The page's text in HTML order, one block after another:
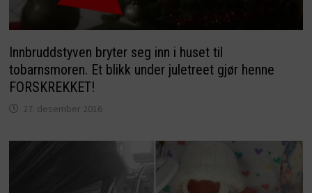
Innbruddstyven bryter seg inn i huset til
tobarnsmoren. Et blikk under juletreet gjør henne
FORSKREKKET!
27. desember 2016